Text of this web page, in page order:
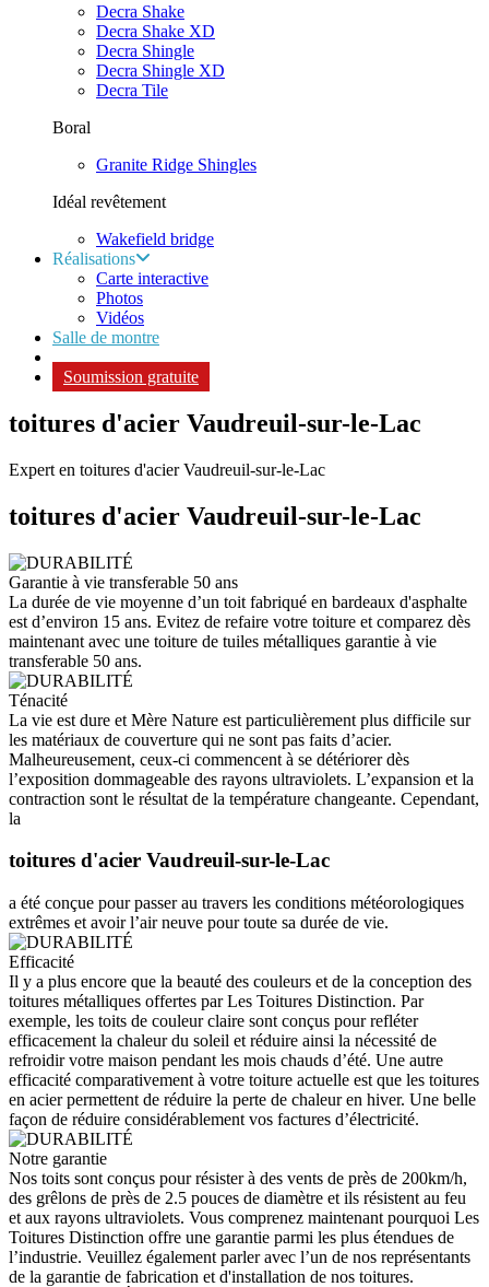
Decra Shake
Decra Shake XD
Decra Shingle
Decra Shingle XD
Decra Tile
Boral
Granite Ridge Shingles
Idéal revêtement
Wakefield bridge
Réalisations
Carte interactive
Photos
Vidéos
Salle de montre
Soumission gratuite
toitures d'acier Vaudreuil-sur-le-Lac
Expert en toitures d'acier Vaudreuil-sur-le-Lac
toitures d'acier Vaudreuil-sur-le-Lac
Garantie à vie transferable 50 ans
La durée de vie moyenne d’un toit fabriqué en bardeaux d'asphalte
est d’environ 15 ans. Evitez de refaire votre toiture et comparez dès
maintenant avec une toiture de tuiles métalliques garantie à vie
transferable 50 ans.
Ténacité
La vie est dure et Mère Nature est particulièrement plus difficile sur
les matériaux de couverture qui ne sont pas faits d’acier.
Malheureusement, ceux-ci commencent à se détériorer dès
l’exposition dommageable des rayons ultraviolets. L’expansion et la
contraction sont le résultat de la température changeante. Cependant,
la
toitures d'acier Vaudreuil-sur-le-Lac
a été conçue pour passer au travers les conditions météorologiques
extrêmes et avoir l’air neuve pour toute sa durée de vie.
Efficacité
Il y a plus encore que la beauté des couleurs et de la conception des
toitures métalliques offertes par Les Toitures Distinction. Par
exemple, les toits de couleur claire sont conçus pour refléter
efficacement la chaleur du soleil et réduire ainsi la nécessité de
refroidir votre maison pendant les mois chauds d’été. Une autre
efficacité comparativement à votre toiture actuelle est que les toitures
en acier permettent de réduire la perte de chaleur en hiver. Une belle
façon de réduire considérablement vos factures d’électricité.
Notre garantie
Nos toits sont conçus pour résister à des vents de près de 200km/h,
des grêlons de près de 2.5 pouces de diamètre et ils résistent au feu
et aux rayons ultraviolets. Vous comprenez maintenant pourquoi Les
Toitures Distinction offre une garantie parmi les plus étendues de
l’industrie. Veuillez également parler avec l’un de nos représentants
de la garantie de fabrication et d'installation de nos toitures.